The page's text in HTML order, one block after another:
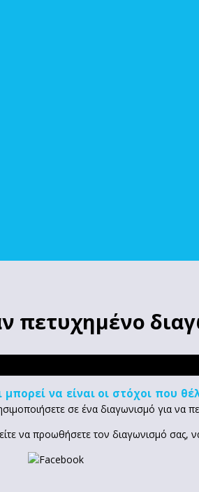
πετυχημένο
να είναι οι στόχοι που
σε ένα διαγωνισμό για να
να προωθήσετε τον διαγωνισμό σας,